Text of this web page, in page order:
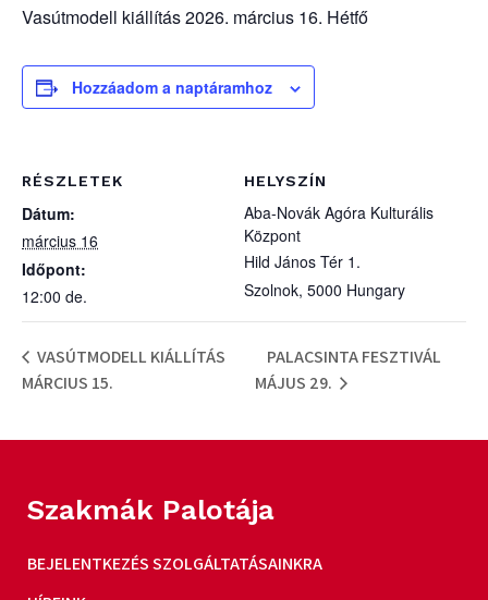
Vasútmodell kiállítás 2026. március 16. Hétfő
Hozzáadom a naptáramhoz
RÉSZLETEK
Dátum:
március 16
Időpont:
12:00 de.
HELYSZÍN
Aba-Novák Agóra Kulturális
Központ
Hild János Tér 1.
Szolnok, 5000 Hungary
VASÚTMODELL KIÁLLÍTÁS
MÁRCIUS 15.
PALACSINTA FESZTIVÁL
MÁJUS 29.
Szakmák Palotája
BEJELENTKEZÉS SZOLGÁLTATÁSAINKRA